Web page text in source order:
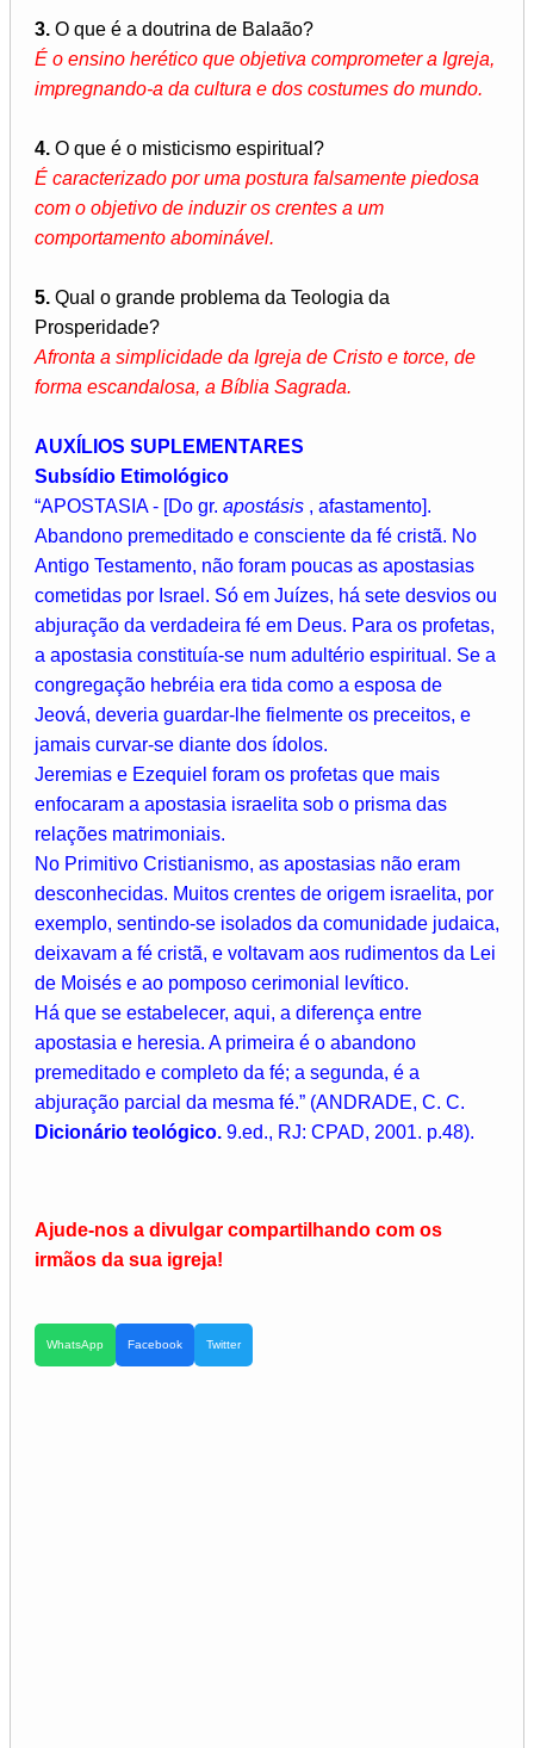
3. O que é a doutrina de Balaão?
É o ensino herético que objetiva comprometer a Igreja,
impregnando-a da cultura e dos costumes do mundo.
4. O que é o misticismo espiritual?
É caracterizado por uma postura falsamente piedosa
com o objetivo de induzir os crentes a um
comportamento abominável.
5. Qual o grande problema da Teologia da
Prosperidade?
Afronta a simplicidade da Igreja de Cristo e torce, de
forma escandalosa, a Bíblia Sagrada.
AUXÍLIOS SUPLEMENTARES
Subsídio Etimológico
“APOSTASIA - [Do gr. apostásis , afastamento].
Abandono premeditado e consciente da fé cristã. No
Antigo Testamento, não foram poucas as apostasias
cometidas por Israel. Só em Juízes, há sete desvios ou
abjuração da verdadeira fé em Deus. Para os profetas,
a apostasia constituía-se num adultério espiritual. Se a
congregação hebréia era tida como a esposa de
Jeová, deveria guardar-lhe fielmente os preceitos, e
jamais curvar-se diante dos ídolos.
Jeremias e Ezequiel foram os profetas que mais
enfocaram a apostasia israelita sob o prisma das
relações matrimoniais.
No Primitivo Cristianismo, as apostasias não eram
desconhecidas. Muitos crentes de origem israelita, por
exemplo, sentindo-se isolados da comunidade judaica,
deixavam a fé cristã, e voltavam aos rudimentos da Lei
de Moisés e ao pomposo cerimonial levítico.
Há que se estabelecer, aqui, a diferença entre
apostasia e heresia. A primeira é o abandono
premeditado e completo da fé; a segunda, é a
abjuração parcial da mesma fé.” (ANDRADE, C. C.
Dicionário teológico. 9.ed., RJ: CPAD, 2001. p.48).
Ajude-nos a divulgar compartilhando com os
irmãos da sua igreja!
WhatsApp Facebook Twitter